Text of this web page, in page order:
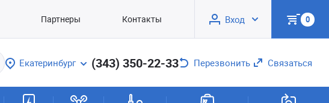
Партнеры Контакты Вход 0
Екатеринбург (343) 350-22-33 Перезвонить Связаться